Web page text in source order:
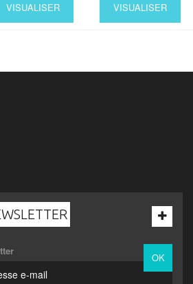
VISUALISER VISUALISER
OK